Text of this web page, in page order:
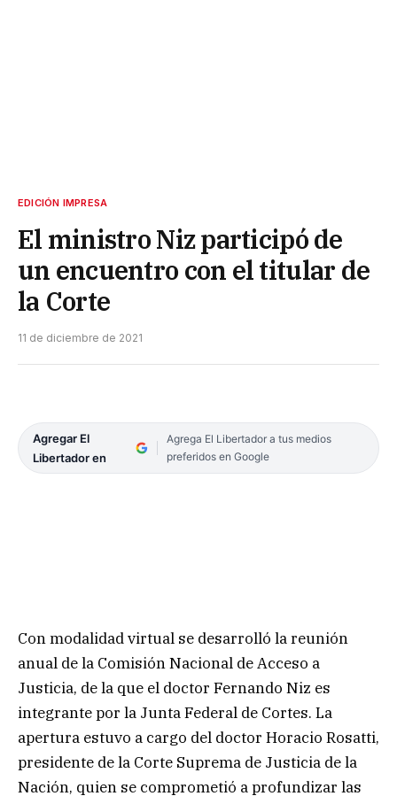
EDICIÓN IMPRESA
El ministro Niz participó de
un encuentro con el titular de
la Corte
11 de diciembre de 2021
Agregar El
Libertador en
Agrega El Libertador a tus medios
preferidos en Google
Con modalidad virtual se desarrolló la reunión
anual de la Comisión Nacional de Acceso a
Justicia, de la que el doctor Fernando Niz es
integrante por la Junta Federal de Cortes. La
apertura estuvo a cargo del doctor Horacio Rosatti,
presidente de la Corte Suprema de Justicia de la
Nación, quien se comprometió a profundizar las